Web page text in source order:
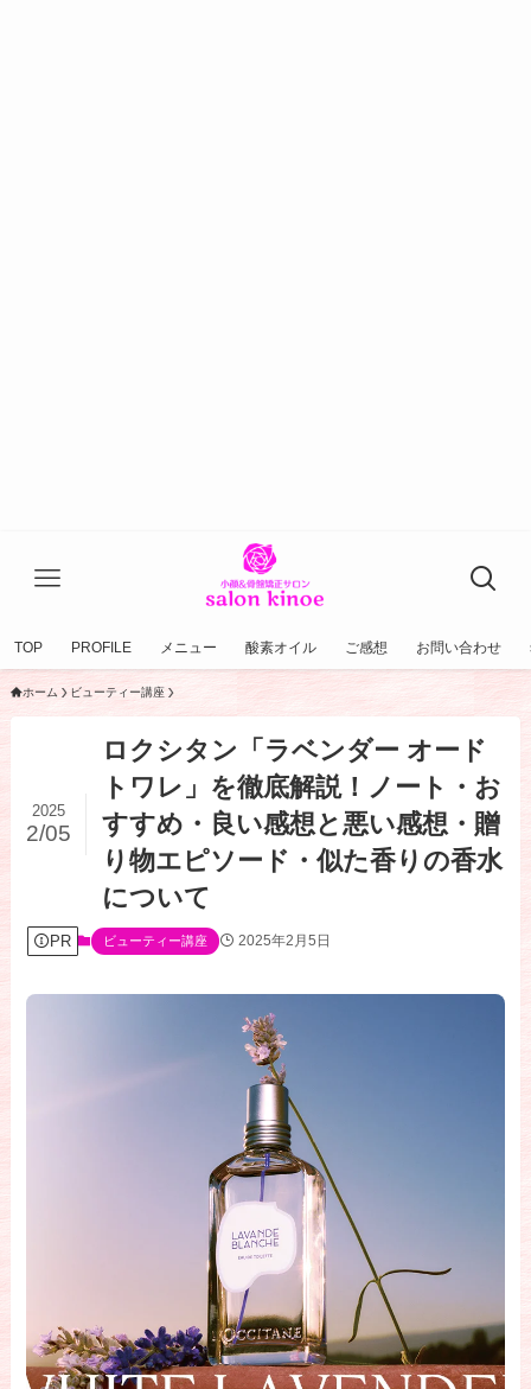
TOP PROFILE メニュー 酸素オイル ご感想 お問い合わせ
ホーム ビューティー講座
ロクシタン「ラベンダー オード
トワレ」を徹底解説！ノート・お
すすめ・良い感想と悪い感想・贈
り物エピソード・似た香りの香水
について
2025
2/05
PR ビューティー講座 2025年2月5日